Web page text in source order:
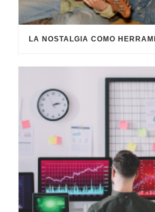
LA NOSTALGIA COMO